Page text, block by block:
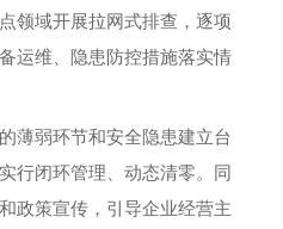
领域开展拉网式排查，逐项
运维、隐患防控措施落实情
薄弱环节和安全隐患建立台
行闭环管理、动态清零。同
政策宣传，引导企业经营主